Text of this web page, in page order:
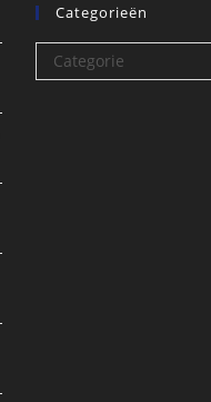
Categorieën
Categorieën
Categorie